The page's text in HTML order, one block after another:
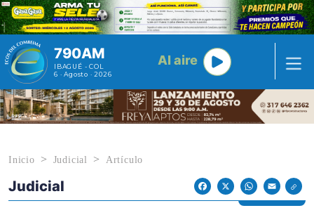
Pasar al contenido principal
790AM
IBAGUÉ - COL
6 · Agosto · 2026
Al aire
Inicio Judicial Artículo
Econoticias y Eventos
Judicial
FacebookX WhatsAppEmail